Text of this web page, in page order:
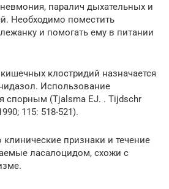
паралич дыхательных и
Необходимо поместить
и помогать ему в питании
клостридий назначается
Использование
спорным (Tjalsma EJ. . Tijdschr
115: 518-521).
клинические признаки и течение
ласалоцидом, схожи с